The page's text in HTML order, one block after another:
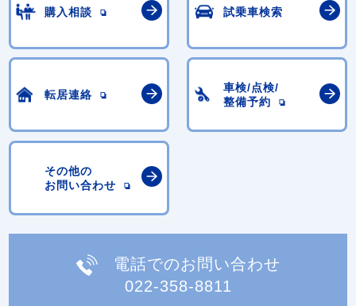
購入相談 試乗車検索
転居連絡
車検/点検/
整備予約
その他の
お問い合わせ
電話でのお問い合わせ
022-358-8811